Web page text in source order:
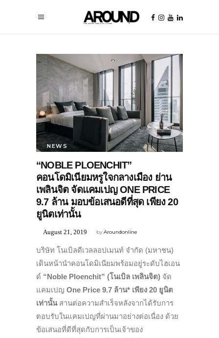
NEWS
“NOBLE PLOENCHIT”
คอนโดมิเนียมหรูใจกลางเมือง ย่าน
เพลินจิต จัดแคมเปญ ONE PRICE
9.7 ล้าน มอบข้อเสนอดีที่สุด เพียง 20
ยูนิตเท่านั้น
byAroundonline
August 21, 2019
บริษัท โนเบิลดีเวลลอปเมนท์ จำกัด (มหาชน)
เดินหน้านำคอนโดมิเนียมพร้อมอยู่ระดับไฮเอน
ด์ “Noble Ploenchit” (โนเบิล เพลินจิต) จัด
แคมเปญ One Price 9.7 ล้าน* เพียง 20 ยูนิต
เท่านั้นสานต่อความสำเร็จหลังจากได้รับการ
ตอบรับในแคมเปญที่ผ่านมาอย่างต่อเนื่อง ด้วย
ข้อเสนอที่ดีที่สุดกับการเป็นเจ้าของ